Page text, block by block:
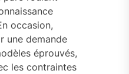
occasion,
une demande
éprouvés,
les contraintes